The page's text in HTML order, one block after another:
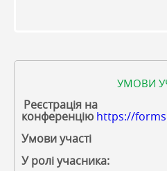
УМОВИ
Реєстрація на
конференцію https://
Умови участі
У ролі учасника: